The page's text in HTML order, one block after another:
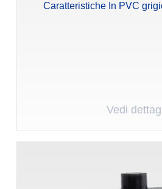
Caratteristiche In PVC
Vedi